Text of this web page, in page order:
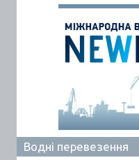
Водні перевезення